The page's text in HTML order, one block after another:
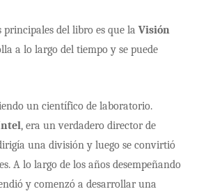
principales del libro es que la Visión
a lo largo del tiempo y se puede
un científico de laboratorio.
, era un verdadero director de
una división y luego se convirtió
A lo largo de los años desempeñando
y comenzó a desarrollar una